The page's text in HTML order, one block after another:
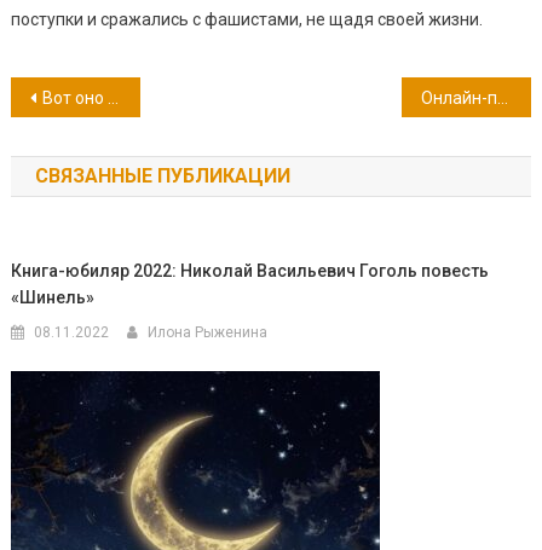
поступки и сражались с фашистами, не щадя своей жизни.
Навигация
по
записям
Вот оно какое — наше море! 31 октября — Международный день Чёрного моря
СВЯЗАННЫЕ ПУБЛИКАЦИИ
Книга-юбиляр 2022: Николай Васильевич Гоголь повесть
«Шинель»
08.11.2022 Илона Рыженина